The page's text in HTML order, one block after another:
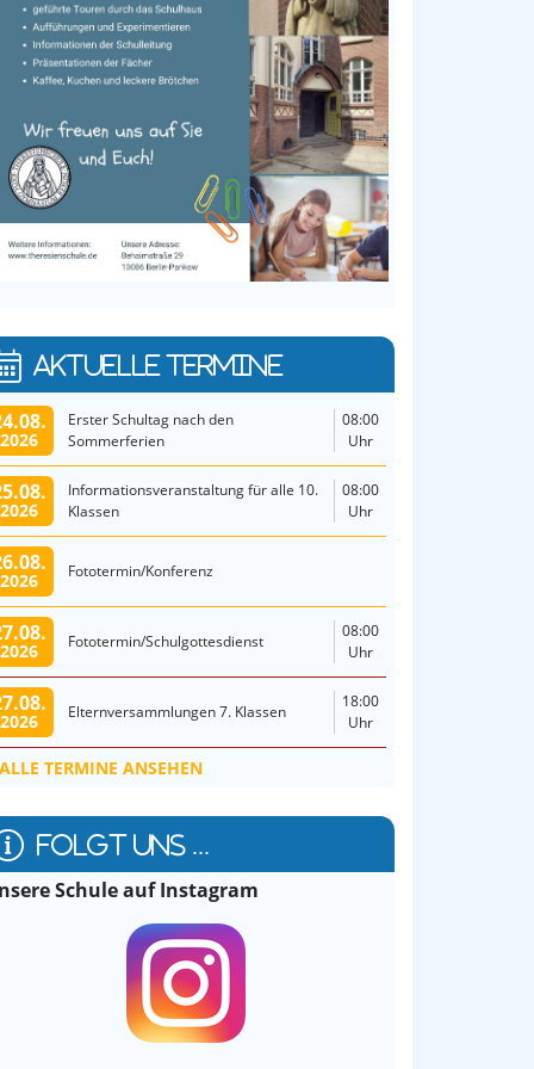
AKTUELLE TERMINE
2026
Erster Schultag nach den
Sommerferien
08:00
Uhr
2026
Informationsveranstaltung für alle 10.
Klassen
08:00
Uhr
2026 Fototermin/Konferenz
2026 Fototermin/Schulgottesdienst
08:00
Uhr
2026 Elternversammlungen 7. Klassen
18:00
Uhr
ALLE TERMINE ANSEHEN
FOLGT UNS ...
Schule auf Instagram